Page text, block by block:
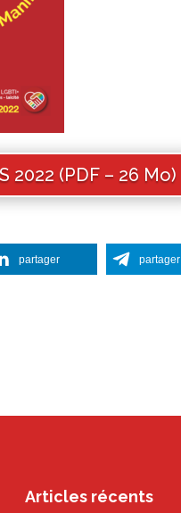
2022 (PDF – 26 Mo)
partager partager
Articles récents